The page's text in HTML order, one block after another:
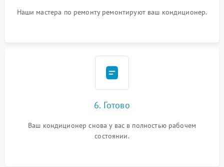
Наши мастера по ремонту ремонтируют ваш кондиционер.
6. Готово
Ваш кондиционер снова у вас в полностью рабочем
состоянии.